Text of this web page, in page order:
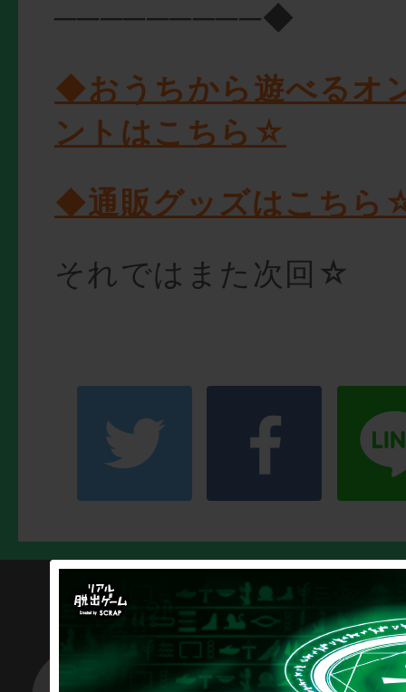
─────────◆
◆おうちから遊べるオ
ントはこちら☆
◆通販グッズはこちら
それではまた次回☆
SCRAP